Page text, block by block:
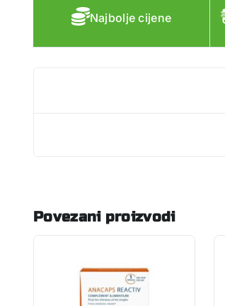
Najbolje cijene
Povezani proizvodi